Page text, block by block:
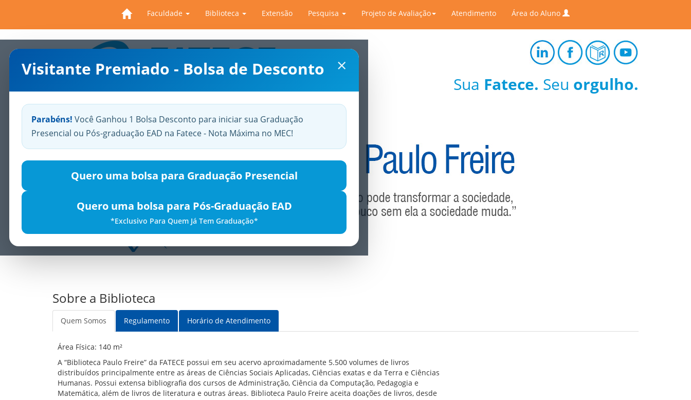
Faculdade Biblioteca Extensão Pesquisa Projeto de Avaliação Atendimento Área do Aluno
×
Visitante Premiado - Bolsa de Desconto
Parabéns! Você Ganhou 1 Bolsa Desconto para iniciar sua Graduação
Presencial ou Pós-graduação EAD na Fatece - Nota Máxima no MEC!
Quero uma bolsa para Graduação Presencial
Quero uma bolsa para Pós-Graduação EAD
*Exclusivo Para Quem Já Tem Graduação*
Sua Fatece. Seu orgulho.
Sobre a Biblioteca
Quem Somos Regulamento Horário de Atendimento
Área Física: 140 m²
A “Biblioteca Paulo Freire” da FATECE possui em seu acervo aproximadamente 5.500 volumes de livros
distribuídos principalmente entre as áreas de Ciências Sociais Aplicadas, Ciências exatas e da Terra e Ciências
Humanas. Possui extensa bibliografia dos cursos de Administração, Ciência da Computação, Pedagogia e
Matemática, além de livros de literatura e outras áreas. Biblioteca Paulo Freire aceita doações de livros, desde